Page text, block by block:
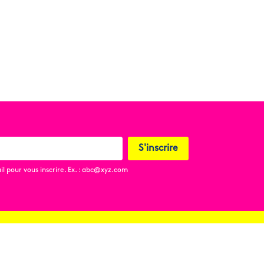
pour vous inscrire. Ex. : abc@xyz.com
S'inscrire